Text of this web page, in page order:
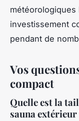
météorologiques
investissement
pendant de
Vos
compact
Quelle est la
sauna extérieur